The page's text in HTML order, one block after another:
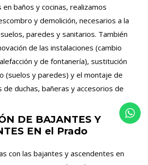
baños y cocinas, realizamos
y demolición, necesarios a la
paredes y sanitarios. También
de las instalaciones (cambio
y de fontanería), sustitución
(suelos y paredes) y el montaje de
de duchas, bañeras y accesorios de
DE BAJANTES Y
EN el Prado
con las bajantes y ascendentes en